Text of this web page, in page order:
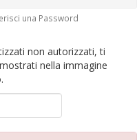
una Password
non autorizzati, ti
nella immagine